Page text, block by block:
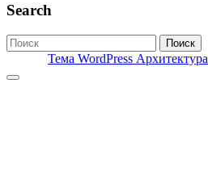
Search
Поиск
Тема WordPress Архитектура